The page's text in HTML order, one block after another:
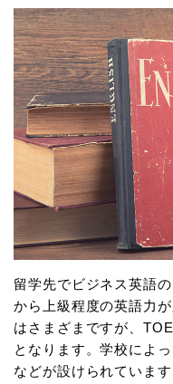
留学先でビジネス英語
から上級程度の英語力
はさまざまですが、
となります。学校によ
などが設けられていま